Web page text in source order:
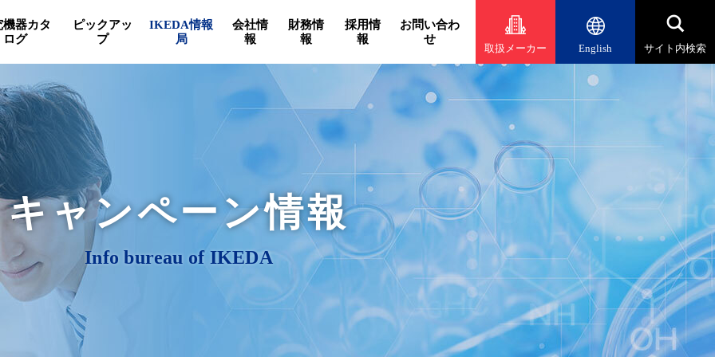
機器カタ
ログ
ピックアッ
プ
IKEDA情報
局
会社情
報
財務情
報
採用情
報
お問い合わ
せ
取扱メーカー English サイト内検索
キャンペーン情報